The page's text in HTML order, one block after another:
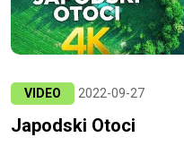
VIDEO 2022-09-27
Japodski Otoci